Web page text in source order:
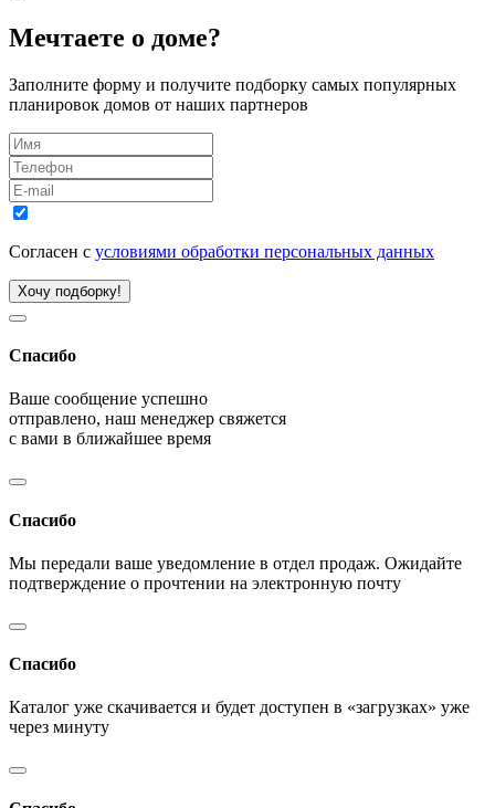
Мечтаете о доме?
Заполните форму и получите подборку самых популярных
планировок домов от наших партнеров
Согласен с условиями обработки персональных данных
Хочу подборку!
Спасибо
Ваше сообщение успешно
отправлено, наш менеджер свяжется
с вами в ближайшее время
Спасибо
Мы передали ваше уведомление в отдел продаж. Ожидайте
подтверждение о прочтении на электронную почту
Спасибо
Каталог уже скачивается и будет доступен в «загрузках» уже
через минуту